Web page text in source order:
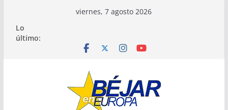
contenido
viernes, 7 agosto 2026
Lo
último: